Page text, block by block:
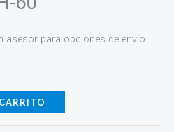
asesor para opciones de envío